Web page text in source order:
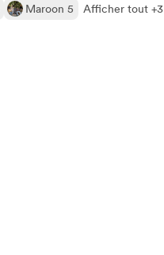
Maroon 5 Afficher tout +3